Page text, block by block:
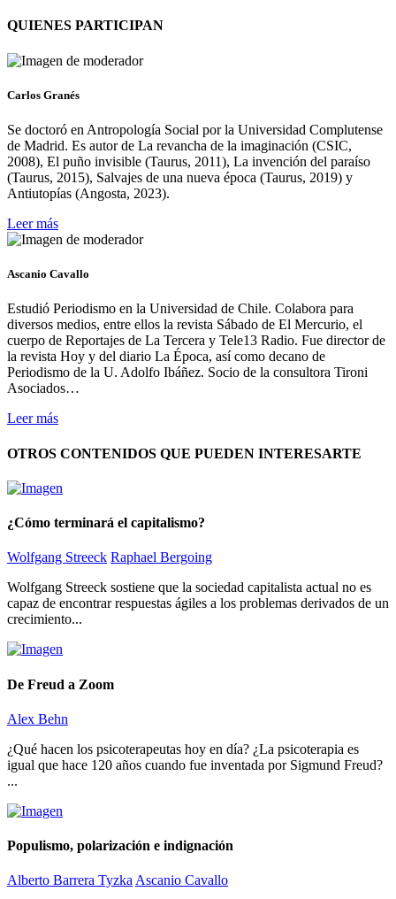
QUIENES PARTICIPAN
Carlos Granés
Se doctoró en Antropología Social por la Universidad Complutense
de Madrid. Es autor de La revancha de la imaginación (CSIC,
2008), El puño invisible (Taurus, 2011), La invención del paraíso
(Taurus, 2015), Salvajes de una nueva época (Taurus, 2019) y
Antiutopías (Angosta, 2023).
Leer más
Ascanio Cavallo
Estudió Periodismo en la Universidad de Chile. Colabora para
diversos medios, entre ellos la revista Sábado de El Mercurio, el
cuerpo de Reportajes de La Tercera y Tele13 Radio. Fue director de
la revista Hoy y del diario La Época, así como decano de
Periodismo de la U. Adolfo Ibáñez. Socio de la consultora Tironi
Asociados…
Leer más
OTROS CONTENIDOS QUE PUEDEN INTERESARTE
¿Cómo terminará el capitalismo?
Wolfgang Streeck Raphael Bergoing
Wolfgang Streeck sostiene que la sociedad capitalista actual no es
capaz de encontrar respuestas ágiles a los problemas derivados de un
crecimiento...
De Freud a Zoom
Alex Behn
¿Qué hacen los psicoterapeutas hoy en día? ¿La psicoterapia es
igual que hace 120 años cuando fue inventada por Sigmund Freud?
...
Populismo, polarización e indignación
Alberto Barrera TyzkaAscanio Cavallo